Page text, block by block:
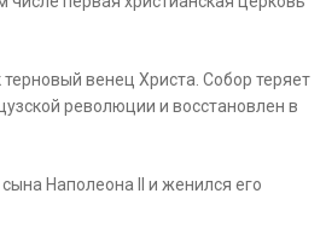
венец Христа. Собор теряет
революции и восстановлен в
Наполеона II и женился его